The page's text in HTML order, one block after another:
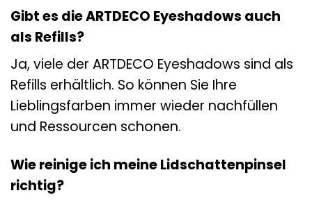
Gibt es die ARTDECO Eyeshadows auch
als Refills?
Ja, viele der ARTDECO Eyeshadows sind als
Refills erhältlich. So können Sie Ihre
Lieblingsfarben immer wieder nachfüllen
und Ressourcen schonen.
Wie reinige ich meine Lidschattenpinsel
richtig?